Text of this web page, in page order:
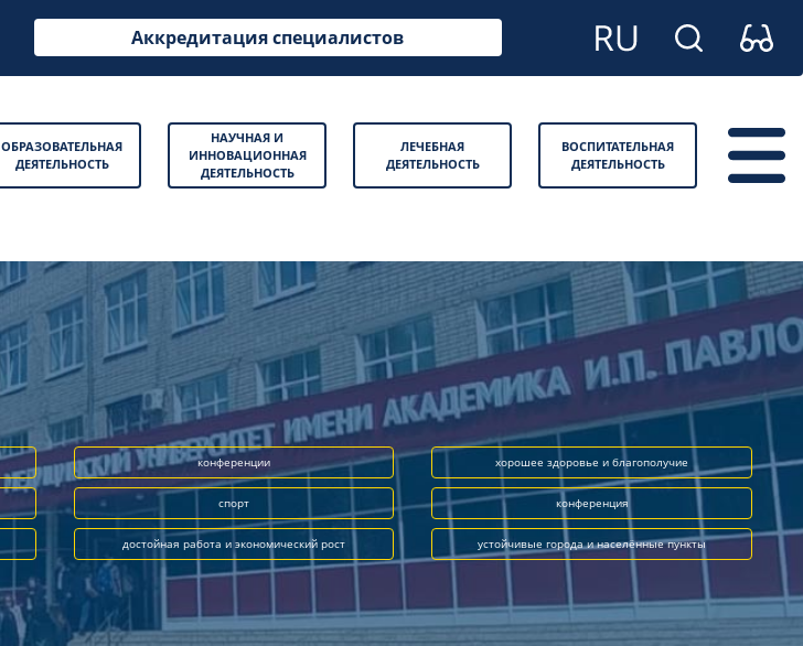
Аккредитация специалистов
ОБРАЗОВАТЕЛЬНАЯ
ДЕЯТЕЛЬНОСТЬ
НАУЧНАЯ И
ИННОВАЦИОННАЯ
ДЕЯТЕЛЬНОСТЬ
ЛЕЧЕБНАЯ
ДЕЯТЕЛЬНОСТЬ
ВОСПИТАТЕЛЬНАЯ
ДЕЯТЕЛЬНОСТЬ
конференции хорошее здоровье и благополучие
спорт конференция
достойная работа и экономический рост устойчивые города и населённые пункты